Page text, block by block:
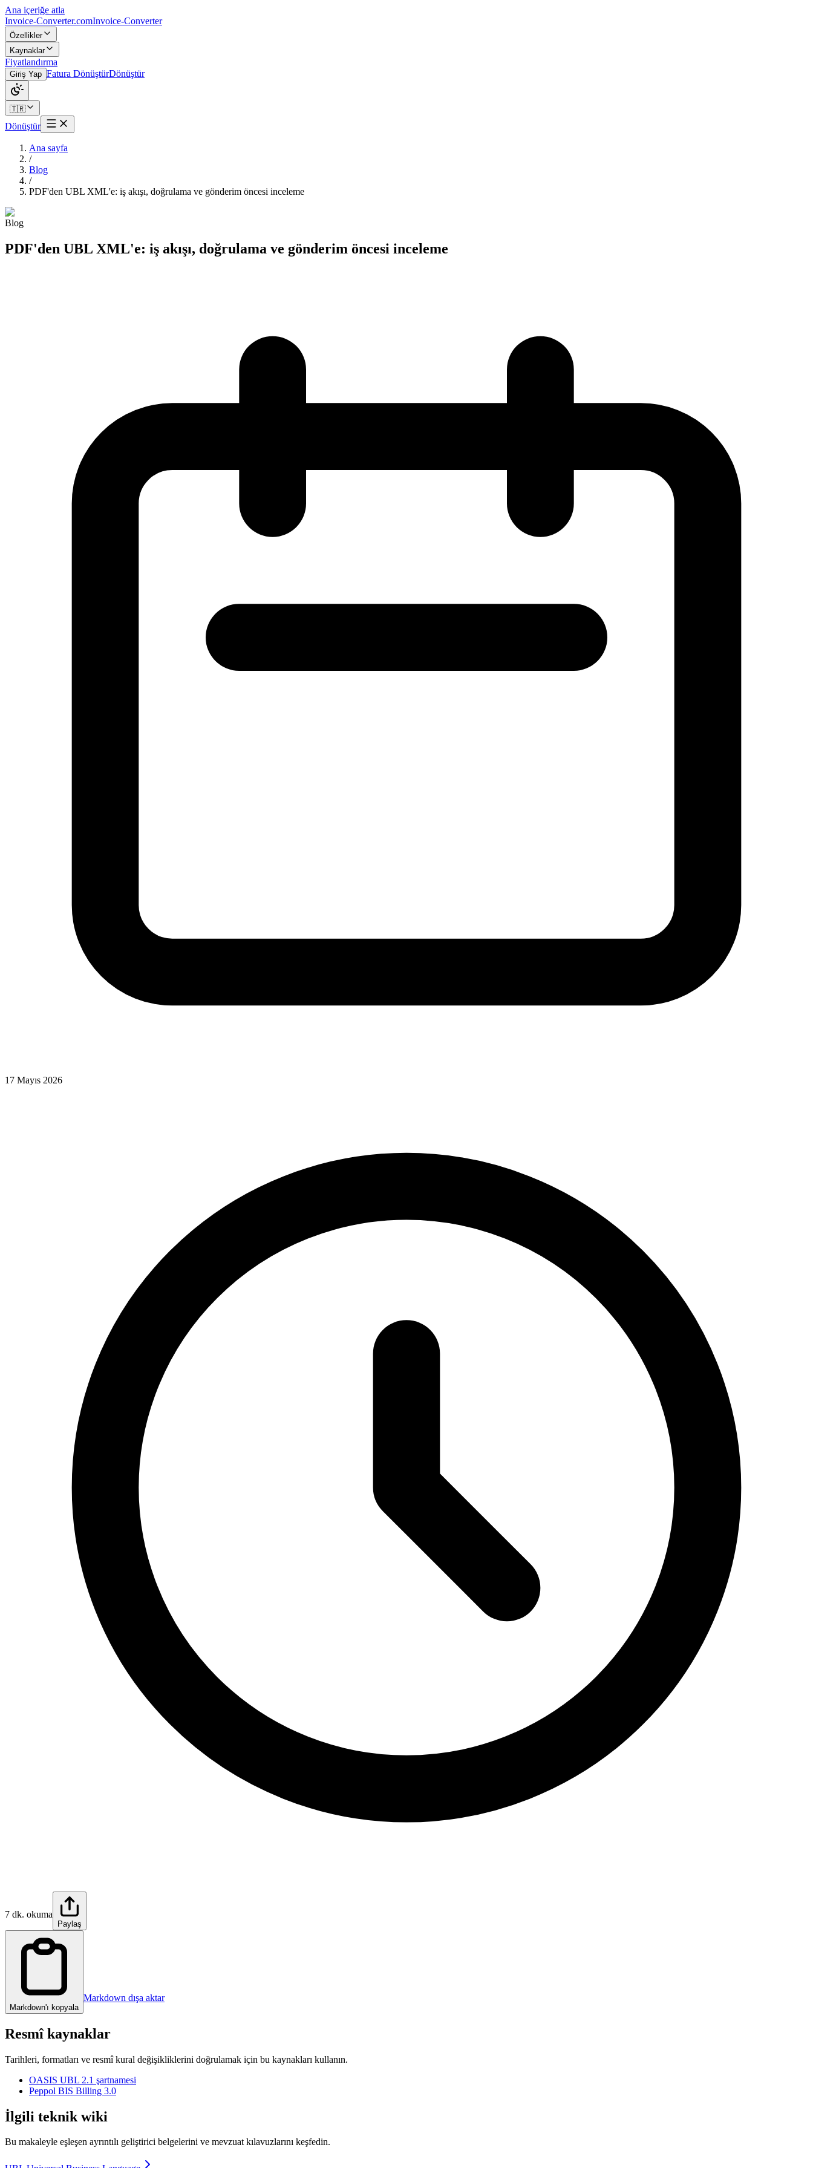
Ana içeriğe atla
Invoice-Converter.comInvoice-Converter
Özellikler
Kaynaklar
Fiyatlandırma
Giriş Yap Fatura DönüştürDönüştür
🇹🇷
Dönüştür
Ana sayfa
/
Blog
/
PDF'den UBL XML'e: iş akışı, doğrulama ve gönderim öncesi inceleme
Blog
PDF'den UBL XML'e: iş akışı, doğrulama ve gönderim öncesi inceleme
17 Mayıs 2026
7 dk. okuma
Paylaş
Markdown'ı kopyala
Markdown dışa aktar
Resmî kaynaklar
Tarihleri, formatları ve resmî kural değişikliklerini doğrulamak için bu kaynakları kullanın.
OASIS UBL 2.1 şartnamesi
Peppol BIS Billing 3.0
İlgili teknik wiki
Bu makaleyle eşleşen ayrıntılı geliştirici belgelerini ve mevzuat kılavuzlarını keşfedin.